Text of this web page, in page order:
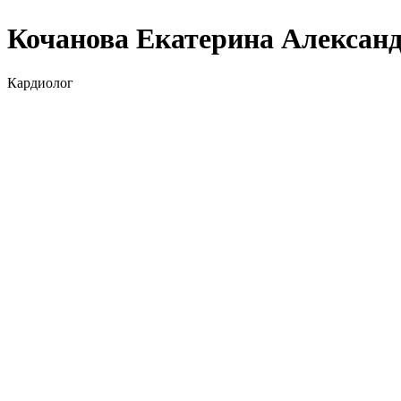
Кочанова Екатерина
Кардиолог